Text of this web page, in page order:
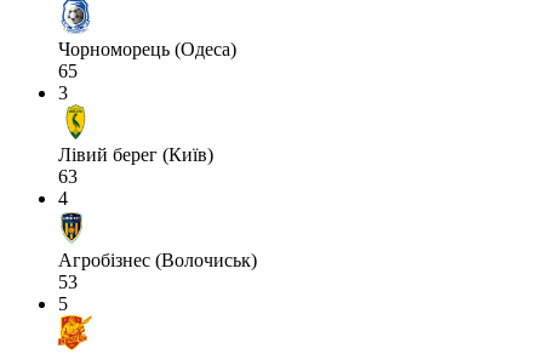
Чорноморець (Одеса)
65
3
Лівий берег (Київ)
63
4
Агробізнес (Волочиськ)
53
5